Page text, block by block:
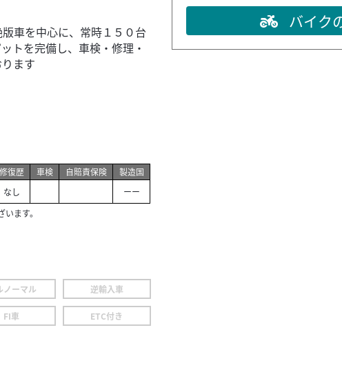
車を中心に、常時１５０台
トを完備し、車検・修理・
ます
修復歴
なし
車検 自賠責保険
製造国
ーー
ます。
ノーマル 逆輸入車
FI車 ETC付き
バイク